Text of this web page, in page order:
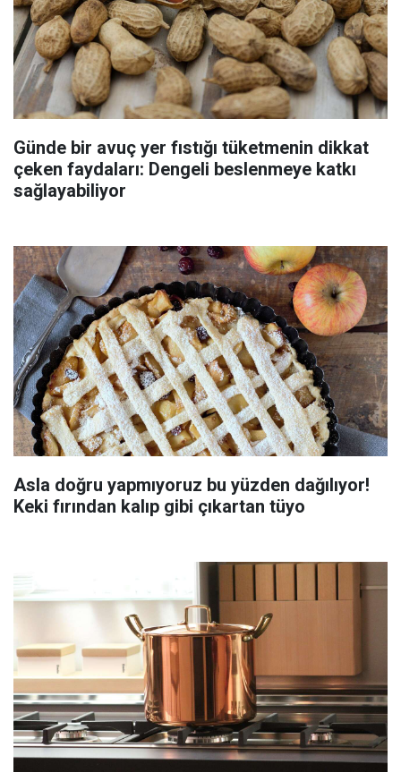
Günde bir avuç yer fıstığı tüketmenin dikkat
çeken faydaları: Dengeli beslenmeye katkı
sağlayabiliyor
Asla doğru yapmıyoruz bu yüzden dağılıyor!
Keki fırından kalıp gibi çıkartan tüyo